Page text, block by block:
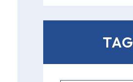
TAG